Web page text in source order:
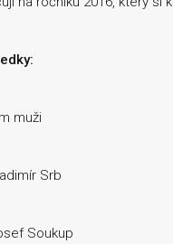
muži
Srb
Soukup